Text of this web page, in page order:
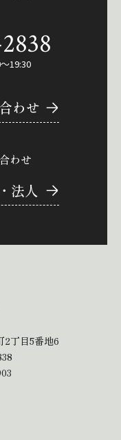
19:30
わせ
わせ
法人
2丁目5番地6